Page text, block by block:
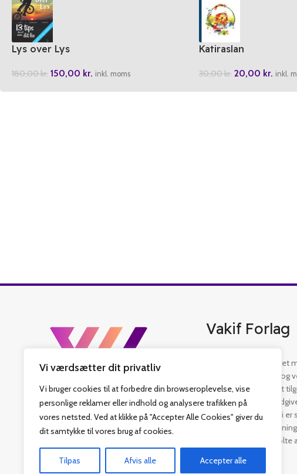
Vi værdsætter dit privatliv
Vi bruger cookies til at forbedre din browseroplevelse, vise
personlige reklamer eller indhold og analysere trafikken på
vores netsted. Ved at klikke på "Accepter Alle Cookies" giver du
dit samtykke til vores brug af cookies.
Tilpas Afvis alle Accepter alle
Lys over Lys
180,00kr. 150,00 kr. inkl. moms
Katiraslan
30,00kr. 20,00 kr. inkl.
Vakif Forlag
Vakif Forlag er
bedste tyrkisk bøger og
islamiske bøger, er let
har også fastlagt at
som sit hovedmål. Vi er
Religiøs Fonds
denne rejse. Vi er